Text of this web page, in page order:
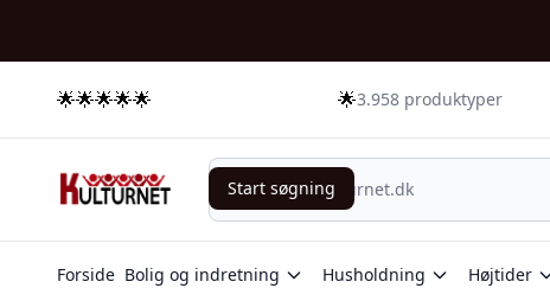
🌟🌟🌟🌟🌟 🌟3.958 produktyper
Start søgning
Start søgning
Forside Bolig og indretning Husholdning Højtider